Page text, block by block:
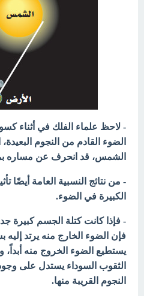
الضوء القادم من النجوم
الشمس، قد انحرف عن مساره
- من نتائج النسبية العامة أيضًا
الكبيرة في الضوء.
- فإذا كانت كتلة الجسم كبيرة
فإن الضوء الخارج منه يرتد
يستطيع الضوء الخروج منه
الثقوب السوداء يستدل على
النجوم القريبة منها.